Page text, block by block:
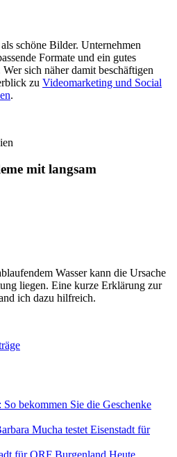
schöne Bilder. Unternehmen
Formate und ein gutes
sich näher damit beschäftigen
zu Videomarketing und Social
.
mit langsam
Wasser kann die Ursache
liegen. Eine kurze Erklärung zur
ich dazu hilfreich.
bekommen Sie die Geschenke
für ORF Burgenland Heute